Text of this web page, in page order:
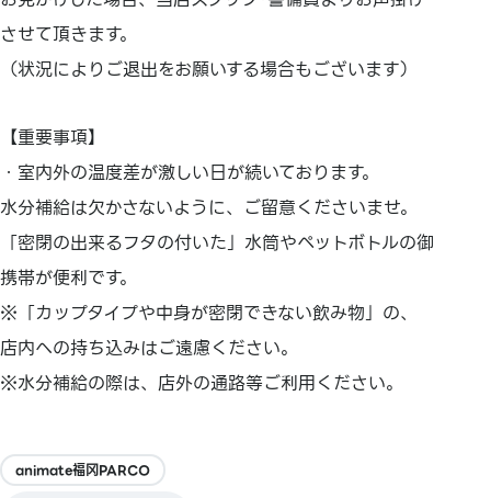
させて頂きます。
（状況によりご退出をお願いする場合もございます）
【重要事項】
・室内外の温度差が激しい日が続いております。
水分補給は欠かさないように、ご留意くださいませ。
「密閉の出来るフタの付いた」水筒やペットボトルの御
携帯が便利です。
※「カップタイプや中身が密閉できない飲み物」の、
店内への持ち込みはご遠慮ください。
※水分補給の際は、店外の通路等ご利用ください。
animate福冈PARCO